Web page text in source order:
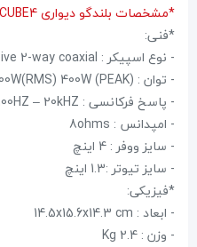
*مشخصات بلندگو دیواری STUDIOMASTER INSTA CUBE4:
*فنی:
- نوع اسپیکر : passive 2-way coaxial
- توان : 100W(RMS) 400W (PEAK)
- پاسخ فرکانسی : 100HZ – 20kHZ
- امپدانس : 8ohms
- سایز ووفر : 4 اینچ
- سایز تیوتر :1.3 اینچ
*فیزیکی:
- ابعاد : 14.5x15.6x14.3 cm
- وزن : 2.4 Kg